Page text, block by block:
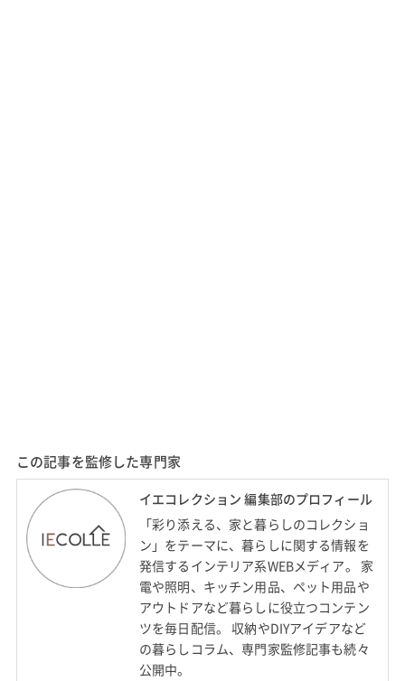
この記事を監修した専門家
イエコレクション 編集部のプロフィール
「彩り添える、家と暮らしのコレクショ
ン」をテーマに、暮らしに関する情報を
発信するインテリア系WEBメディア。 家
電や照明、キッチン用品、ペット用品や
アウトドアなど暮らしに役立つコンテン
ツを毎日配信。 収納やDIYアイデアなど
の暮らしコラム、専門家監修記事も続々
公開中。